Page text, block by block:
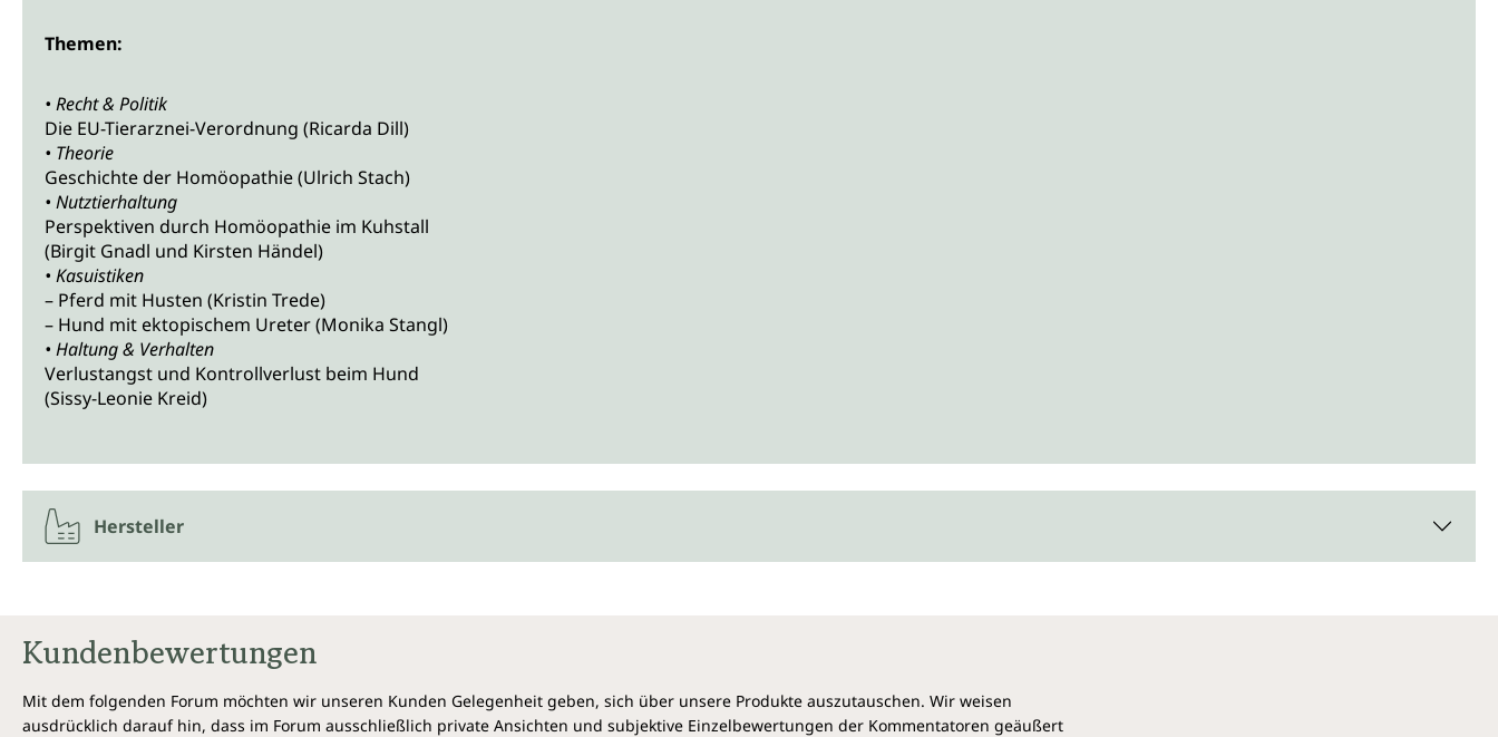
Themen:
• Recht & Politik
Die EU-Tierarznei-Verordnung (Ricarda Dill)
• Theorie
Geschichte der Homöopathie (Ulrich Stach)
• Nutztierhaltung
Perspektiven durch Homöopathie im Kuhstall
(Birgit Gnadl und Kirsten Händel)
• Kasuistiken
– Pferd mit Husten (Kristin Trede)
– Hund mit ektopischem Ureter (Monika Stangl)
• Haltung & Verhalten
Verlustangst und Kontrollverlust beim Hund
(Sissy-Leonie Kreid)
Hersteller
Kundenbewertungen
Mit dem folgenden Forum möchten wir unseren Kunden Gelegenheit geben, sich über unsere Produkte auszutauschen. Wir weisen
ausdrücklich darauf hin, dass im Forum ausschließlich private Ansichten und subjektive Einzelbewertungen der Kommentatoren geäußert